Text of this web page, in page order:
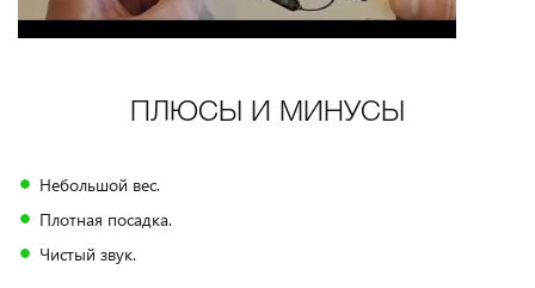
ПЛЮСЫ И МИНУСЫ
Небольшой вес.
Плотная посадка.
Чистый звук.